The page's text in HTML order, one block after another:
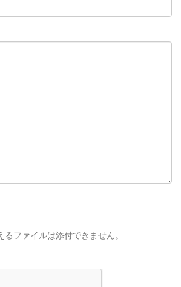
るファイルは添付できません。